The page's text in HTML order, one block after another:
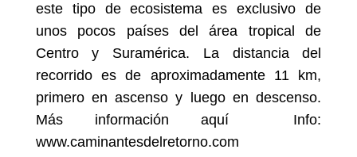
este tipo de ecosistema es exclusivo de
unos pocos países del área tropical de
Centro y Suramérica. La distancia del
recorrido es de aproximadamente 11 km,
primero en ascenso y luego en descenso.
Más información aquí Info:
www.caminantesdelretorno.com